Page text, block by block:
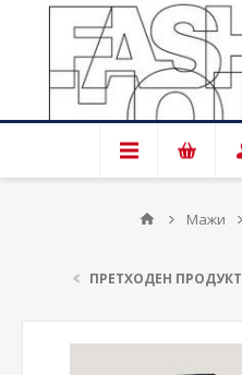
Мажи
ПРЕТХОДЕН ПРОДУКТ